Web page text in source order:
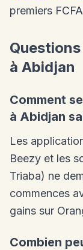
premiers
à Abidjan
Comment
à Abidjan
Les
Beezy et les
Triaba) ne
commences
gains sur
Combien